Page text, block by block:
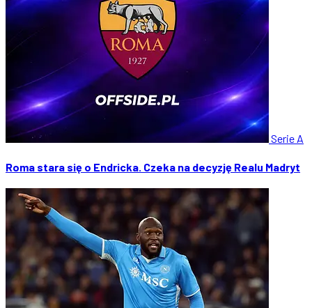
Serie A
Roma stara się o Endricka. Czeka na decyzję Realu Madryt